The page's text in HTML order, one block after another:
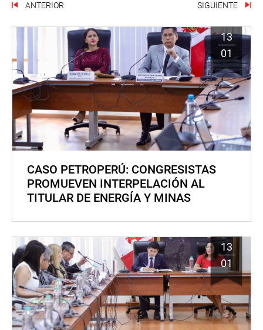
ANTERIOR SIGUIENTE
13
01
CASO PETROPERÚ: CONGRESISTAS
PROMUEVEN INTERPELACIÓN AL
TITULAR DE ENERGÍA Y MINAS
13
01